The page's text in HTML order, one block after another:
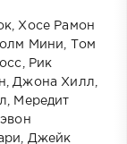
Хосе Рамон
Мини, Том
Рик
Джона Хилл,
Мередит
Джейк